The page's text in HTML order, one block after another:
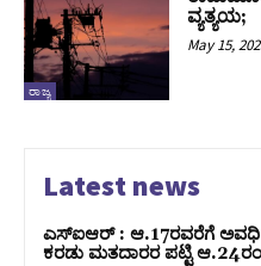
ರಾಜ್ಯ
ವ್ಯತ್ಯಯ;
May 15,
Latest news
ಎಸ್‌ಐಆರ್‌ : ಆ.17ರವರೆಗೆ ಅವಧಿ
ಕರಡು ಮತದಾರರ ಪಟ್ಟಿ